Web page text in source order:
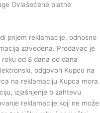
Ovlašećene platne
prijem reklamacije, odnosno
zavedena. Prodavac je
od 8 dana od dana
odgovori Kupcu na
na reklamaciju Kupca mora
izjašnjenje o zahtevu
reklamacije koji ne može